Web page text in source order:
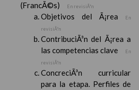
(FrancÃ©s) En revisiÃ³n
Objetivos del Ã¡rea
En
revisiÃ³n
ContribuciÃ³n del Ã¡rea a
las competencias clave
En
revisiÃ³n
ConcreciÃ³n curricular
para la etapa. Perfiles de